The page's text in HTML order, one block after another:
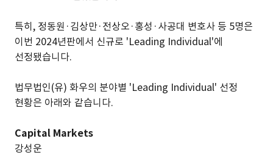
특히, 정동원·김상만·전상오·홍성·사공대 변호사 등 5명은
이번 2024년판에서 신규로 'Leading Individual'에
선정됐습니다.
법무법인(유) 화우의 분야별 'Leading Individual' 선정
현황은 아래와 같습니다.
Capital Markets
강성운